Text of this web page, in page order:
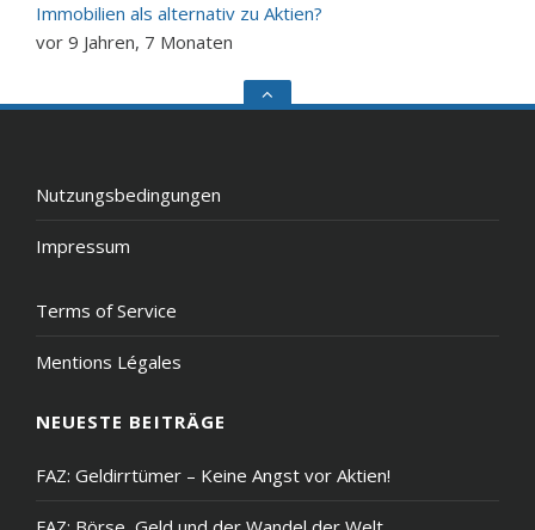
Immobilien als alternativ zu Aktien?
vor 9 Jahren, 7 Monaten
Nutzungsbedingungen
Impressum
Terms of Service
Mentions Légales
NEUESTE BEITRÄGE
FAZ: Geldirrtümer – Keine Angst vor Aktien!